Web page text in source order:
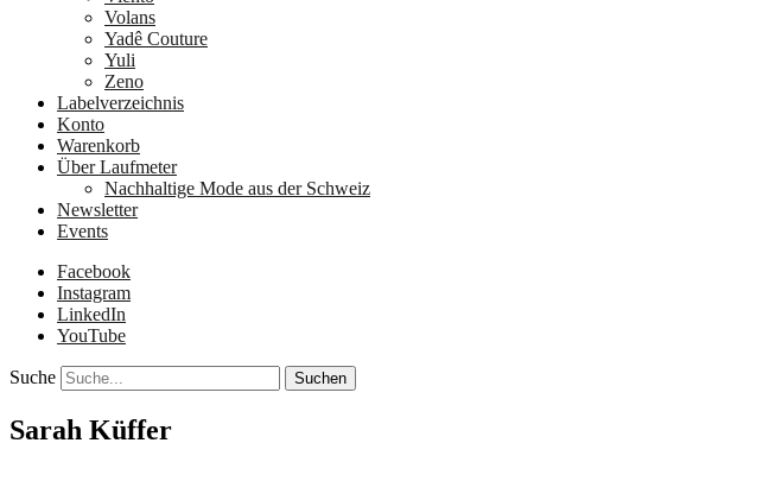
Volans
Yadê Couture
Yuli
Zeno
Labelverzeichnis
Konto
Warenkorb
Über Laufmeter
Nachhaltige Mode aus der Schweiz
Newsletter
Events
Facebook
Instagram
LinkedIn
YouTube
Suche
Sarah Küffer